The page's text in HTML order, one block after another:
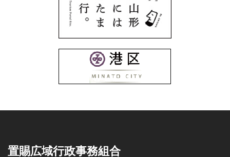
置賜広域行政事務組合